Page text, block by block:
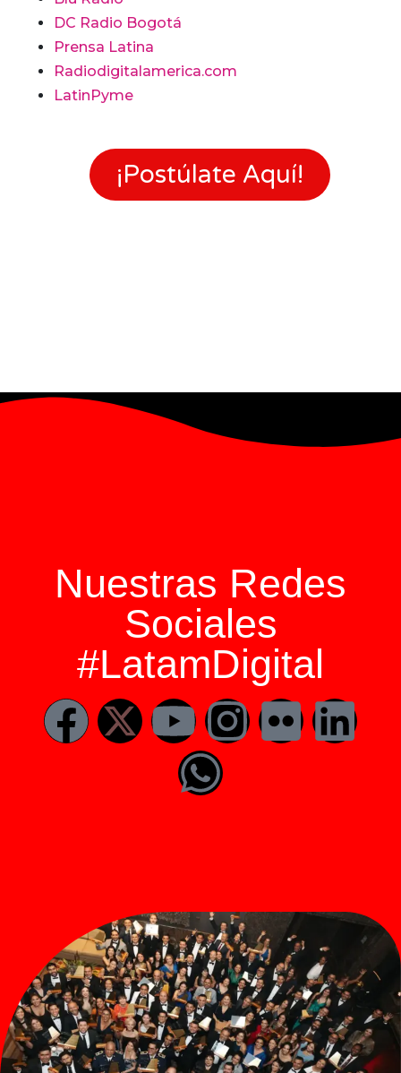
DC Radio Bogotá
Prensa Latina
Radiodigitalamerica.com
LatinPyme
¡Postúlate Aquí!
Nuestras Redes
Sociales
#LatamDigital